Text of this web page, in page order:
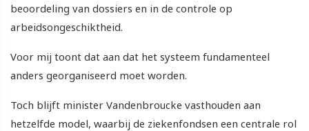
beoordeling van dossiers en in de controle op
arbeidsongeschiktheid.
Voor mij toont dat aan dat het systeem fundamenteel
anders georganiseerd moet worden.
Toch blijft minister Vandenbroucke vasthouden aan
hetzelfde model, waarbij de ziekenfondsen een centrale rol